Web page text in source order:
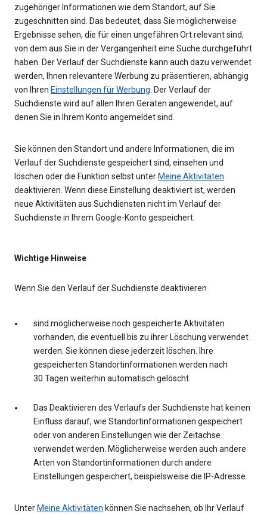
zugehöriger Informationen wie dem Standort, auf Sie
zugeschnitten sind. Das bedeutet, dass Sie möglicherweise
Ergebnisse sehen, die für einen ungefähren Ort relevant sind,
von dem aus Sie in der Vergangenheit eine Suche durchgeführt
haben. Der Verlauf der Suchdienste kann auch dazu verwendet
werden, Ihnen relevantere Werbung zu präsentieren, abhängig
von Ihren Einstellungen für Werbung. Der Verlauf der
Suchdienste wird auf allen Ihren Geräten angewendet, auf
denen Sie in Ihrem Konto angemeldet sind.
Sie können den Standort und andere Informationen, die im
Verlauf der Suchdienste gespeichert sind, einsehen und
löschen oder die Funktion selbst unter Meine Aktivitäten
deaktivieren. Wenn diese Einstellung deaktiviert ist, werden
neue Aktivitäten aus Suchdiensten nicht im Verlauf der
Suchdienste in Ihrem Google-Konto gespeichert.
Wichtige Hinweise
Wenn Sie den Verlauf der Suchdienste deaktivieren
sind möglicherweise noch gespeicherte Aktivitäten
vorhanden, die eventuell bis zu ihrer Löschung verwendet
werden. Sie können diese jederzeit löschen. Ihre
gespeicherten Standortinformationen werden nach
30 Tagen weiterhin automatisch gelöscht.
Das Deaktivieren des Verlaufs der Suchdienste hat keinen
Einfluss darauf, wie Standortinformationen gespeichert
oder von anderen Einstellungen wie der Zeitachse
verwendet werden. Möglicherweise werden auch andere
Arten von Standortinformationen durch andere
Einstellungen gespeichert, beispielsweise die IP-Adresse.
Unter Meine Aktivitäten können Sie nachsehen, ob Ihr Verlauf